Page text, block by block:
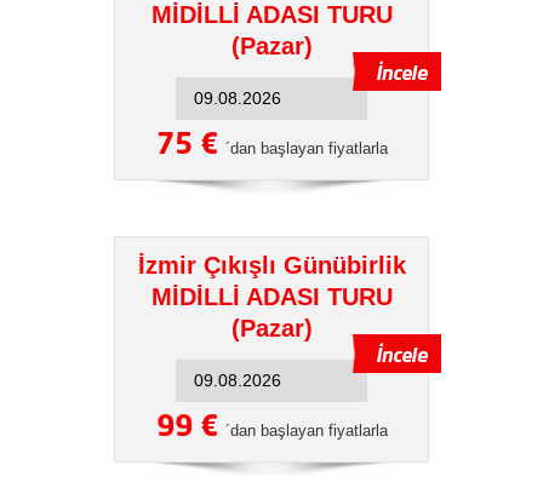
MİDİLLİ ADASI TURU
(Pazar)
75 € ´dan başlayan fiyatlarla
İzmir Çıkışlı Günübirlik
MİDİLLİ ADASI TURU
(Pazar)
99 € ´dan başlayan fiyatlarla